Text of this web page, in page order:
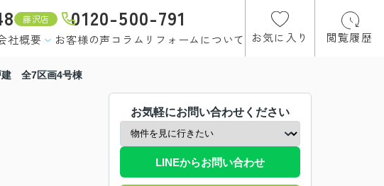
藤沢店 0120-500-791
社概要 お客様の声コラム リフォームについて お気に入り 閲覧履歴
全7区画4号棟
お気軽にお問い合わせください
LINEからお問い合わせ